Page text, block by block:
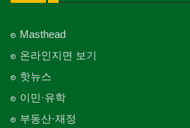
Masthead
온라인지면 보기
핫뉴스
이민·유학
부동산·재정